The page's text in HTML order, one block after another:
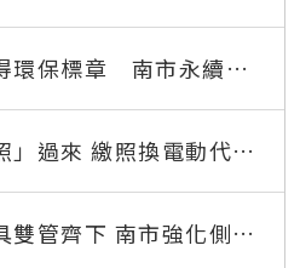
環保標章 南市永續旅
換電動代步
元
雙管齊下 南市強化側溝